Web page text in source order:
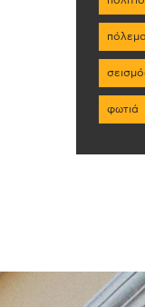
φωτιά